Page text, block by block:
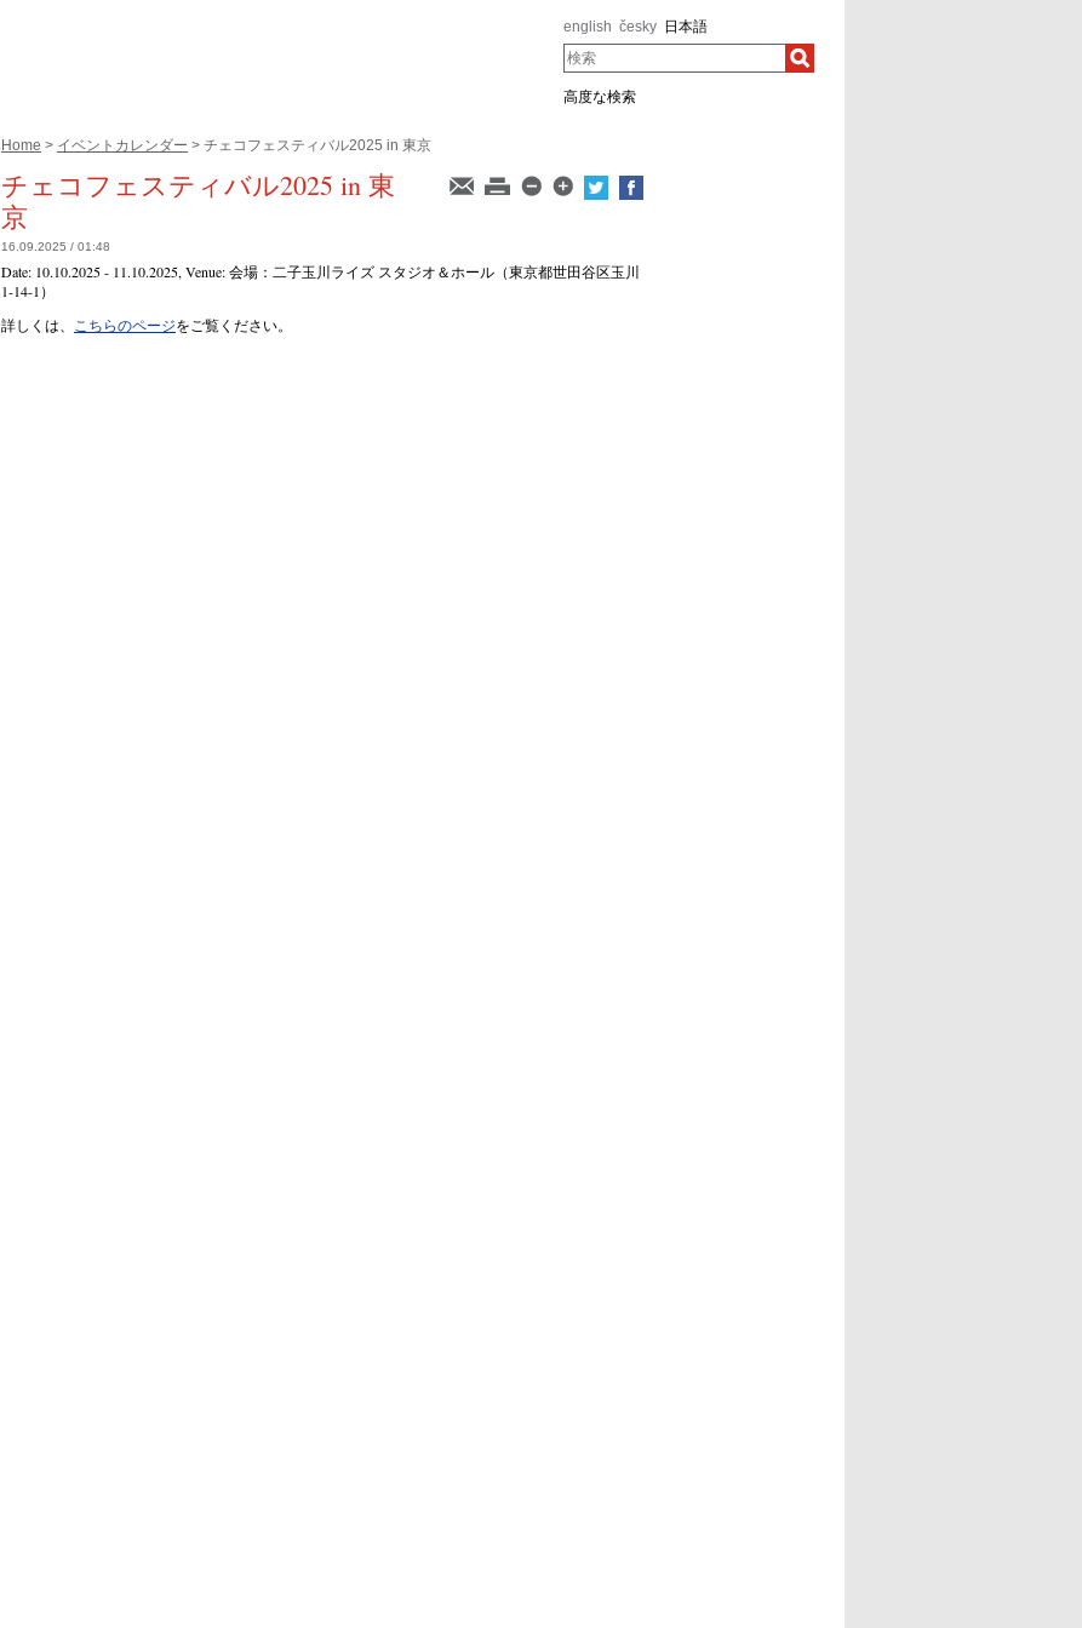
english česky 日本語
検索
高度な検索
Home > イベントカレンダー > チェコフェスティバル2025 in 東京
チェコフェスティバル2025 in 東
京
16.09.2025 / 01:48
Date: 10.10.2025 - 11.10.2025, Venue:会場：二子玉川ライズ スタジオ＆ホール（東京都世田谷区玉川
1-14-1）
詳しくは、 こちらのページをご覧ください。